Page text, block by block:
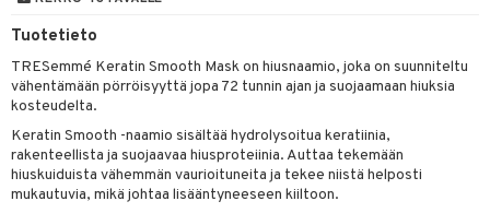
Tuotetieto
TRESemmé Keratin Smooth Mask on hiusnaamio, joka on suunniteltu
vähentämään pörröisyyttä jopa 72 tunnin ajan ja suojaamaan hiuksia
kosteudelta.
Keratin Smooth -naamio sisältää hydrolysoitua keratiinia,
rakenteellista ja suojaavaa hiusproteiinia. Auttaa tekemään
hiuskuiduista vähemmän vaurioituneita ja tekee niistä helposti
mukautuvia, mikä johtaa lisääntyneeseen kiiltoon.
tuotteet
poisto
hoito
iho
iho
Set
hoito
tarvikkeet
de cologne
de parfum
&
Lapset